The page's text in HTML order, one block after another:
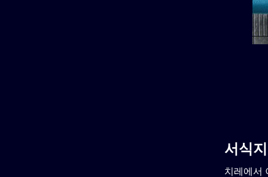
서식지
치레에서